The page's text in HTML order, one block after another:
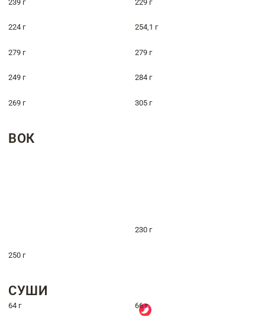
239 г 229 г
224 г 254,1 г
279 г 279 г
249 г 284 г
269 г 305 г
ВОК
230 г
250 г
СУШИ
64 г 66 г